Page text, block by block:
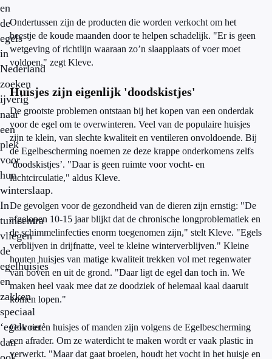
en
de
egels
in
Nederland
zoeken
ijverig
naar
een
plek
voor
hun
winterslaap.
In
tuincentra
vliegen
de
egelhuisjes
en
zakken
speciaal
‘egelvoer’
dan
Ondertussen zijn de producten die worden verkocht om het
beestje de koude maanden door te helpen schadelijk. "Er is geen
wetgeving of richtlijn waaraan zo’n slaapplaats of voer moet
voldoen," zegt Kleve.
Huisjes zijn eigenlijk 'doodskistjes'
De grootste problemen ontstaan bij het kopen van een onderdak
voor de egel om te overwinteren. Veel van de populaire huisjes
zijn te klein, van slechte kwaliteit en ventileren onvoldoende. Bij
de Egelbescherming noemen ze deze krappe onderkomens zelfs
‘doodskistjes’. "Daar is geen ruimte voor vocht- en
luchtcirculatie," aldus Kleve.
De gevolgen voor de gezondheid van de dieren zijn ernstig: "De
afgelopen 10-15 jaar blijkt dat de chronische longproblematiek en
de schimmelinfecties enorm toegenomen zijn," stelt Kleve. "Egels
verblijven in drijfnatte, veel te kleine winterverblijven." Kleine
houten huisjes van matige kwaliteit trekken vol met regenwater
van boven en uit de grond. "Daar ligt de egel dan toch in. We
maken heel vaak mee dat ze doodziek of helemaal kaal daaruit
komen lopen."
Ook rieten huisjes of manden zijn volgens de Egelbescherming
een afrader. Om ze waterdicht te maken wordt er vaak plastic in
verwerkt. "Maar dat gaat broeien, houdt het vocht in het huisje en